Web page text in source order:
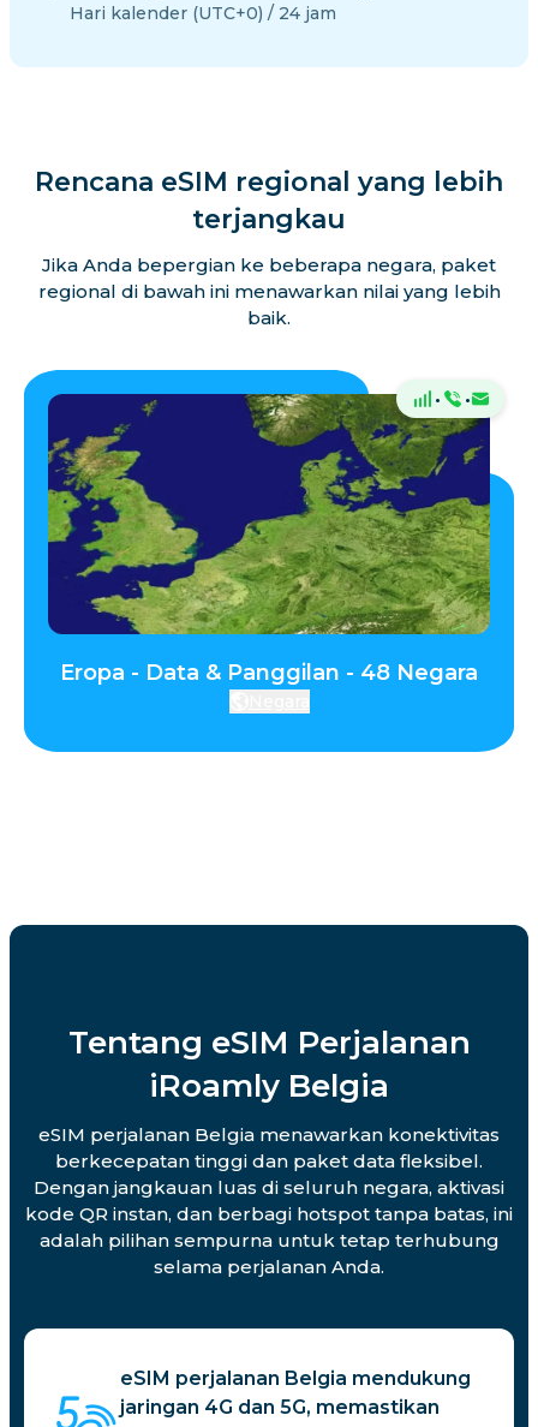
Hari kalender (UTC+0) / 24 jam
Rencana eSIM regional yang lebih
terjangkau
Jika Anda bepergian ke beberapa negara, paket
regional di bawah ini menawarkan nilai yang lebih
baik.
· ·
Eropa - Data & Panggilan - 48 Negara
Tentang eSIM Perjalanan
iRoamly Belgia
eSIM perjalanan Belgia menawarkan konektivitas
berkecepatan tinggi dan paket data fleksibel.
Dengan jangkauan luas di seluruh negara, aktivasi
kode QR instan, dan berbagi hotspot tanpa batas, ini
adalah pilihan sempurna untuk tetap terhubung
selama perjalanan Anda.
eSIM perjalanan Belgia mendukung
jaringan 4G dan 5G, memastikan